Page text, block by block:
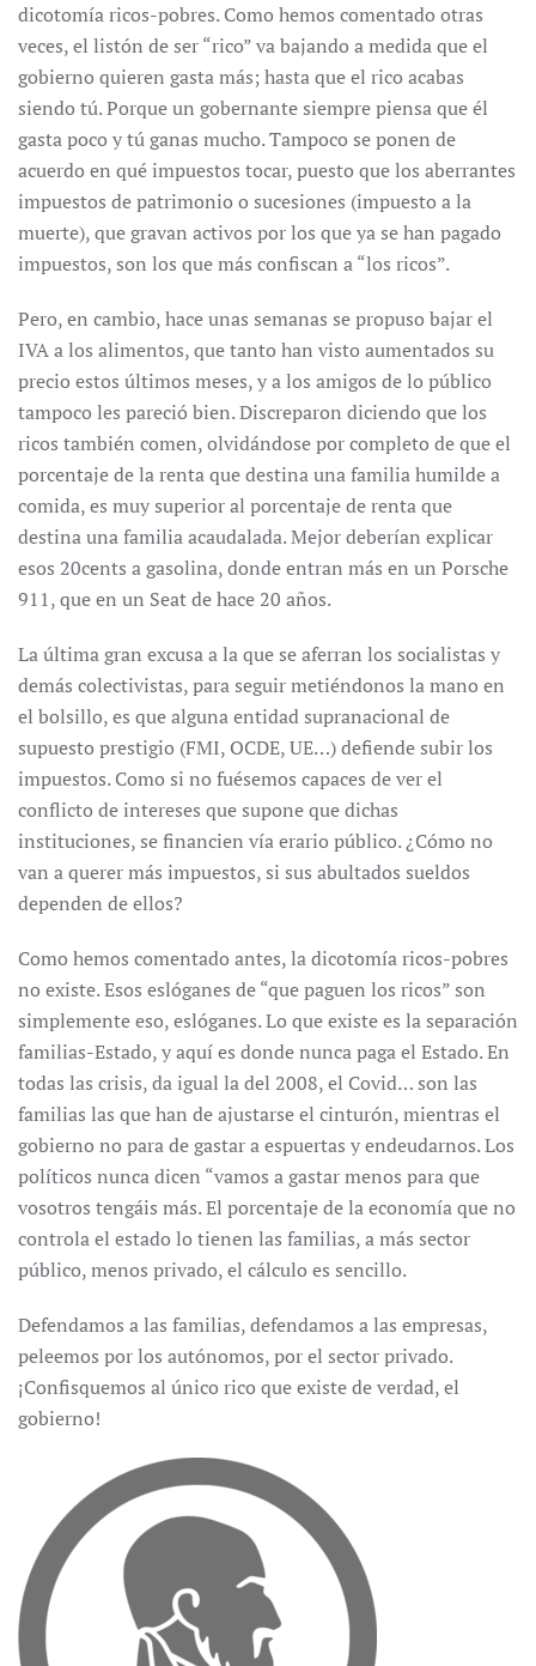
dicotomía ricos-pobres. Como hemos comentado otras
veces, el listón de ser “rico” va bajando a medida que el
gobierno quieren gasta más; hasta que el rico acabas
siendo tú. Porque un gobernante siempre piensa que él
gasta poco y tú ganas mucho. Tampoco se ponen de
acuerdo en qué impuestos tocar, puesto que los aberrantes
impuestos de patrimonio o sucesiones (impuesto a la
muerte), que gravan activos por los que ya se han pagado
impuestos, son los que más confiscan a “los ricos”.
Pero, en cambio, hace unas semanas se propuso bajar el
IVA a los alimentos, que tanto han visto aumentados su
precio estos últimos meses, y a los amigos de lo público
tampoco les pareció bien. Discreparon diciendo que los
ricos también comen, olvidándose por completo de que el
porcentaje de la renta que destina una familia humilde a
comida, es muy superior al porcentaje de renta que
destina una familia acaudalada. Mejor deberían explicar
esos 20cents a gasolina, donde entran más en un Porsche
911, que en un Seat de hace 20 años.
La última gran excusa a la que se aferran los socialistas y
demás colectivistas, para seguir metiéndonos la mano en
el bolsillo, es que alguna entidad supranacional de
supuesto prestigio (FMI, OCDE, UE…) defiende subir los
impuestos. Como si no fuésemos capaces de ver el
conflicto de intereses que supone que dichas
instituciones, se financien vía erario público. ¿Cómo no
van a querer más impuestos, si sus abultados sueldos
dependen de ellos?
Como hemos comentado antes, la dicotomía ricos-pobres
no existe. Esos eslóganes de “que paguen los ricos” son
simplemente eso, eslóganes. Lo que existe es la separación
familias-Estado, y aquí es donde nunca paga el Estado. En
todas las crisis, da igual la del 2008, el Covid… son las
familias las que han de ajustarse el cinturón, mientras el
gobierno no para de gastar a espuertas y endeudarnos. Los
políticos nunca dicen “vamos a gastar menos para que
vosotros tengáis más. El porcentaje de la economía que no
controla el estado lo tienen las familias, a más sector
público, menos privado, el cálculo es sencillo.
Defendamos a las familias, defendamos a las empresas,
peleemos por los autónomos, por el sector privado.
¡Confisquemos al único rico que existe de verdad, el
gobierno!